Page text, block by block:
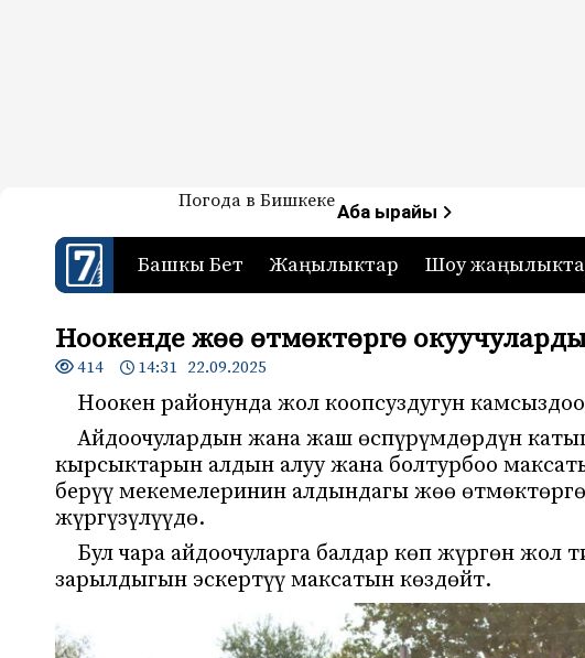
7-канал. Жаңылыктар —
Жаңылыктар — Кыргызстан
Погода в БишкекеАба ырайы
Башкы Бет Жаңылыктар Шоу
Ноокенде жөө өтмөктөргө
414 14:31 22.09.2025
Ноокен районунда жол коопсуздугун
Айдоочулардын жана жаш өспүрүмдөрдүн
кырсыктарын алдын алуу жана болтурбоо
берүү мекемелеринин алдындагы жөө
жүргүзүлүүдө.
Бул чара айдоочуларга балдар көп жүргөн жол
зарылдыгын эскертүү максатын көздөйт.